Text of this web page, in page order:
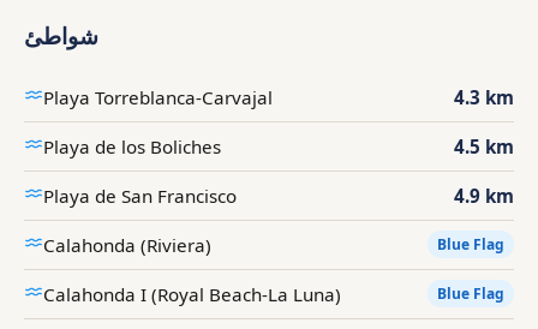
شواطئ
Playa Torreblanca-Carvajal 4.3 km
Playa de los Boliches 4.5 km
Playa de San Francisco 4.9 km
Calahonda (Riviera) Blue Flag
Calahonda I (Royal Beach-La Luna) Blue Flag